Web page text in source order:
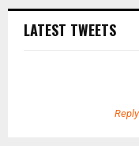
LATEST TWEETS
Reply